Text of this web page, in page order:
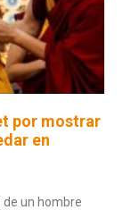
por mostrar
en
de un hombre